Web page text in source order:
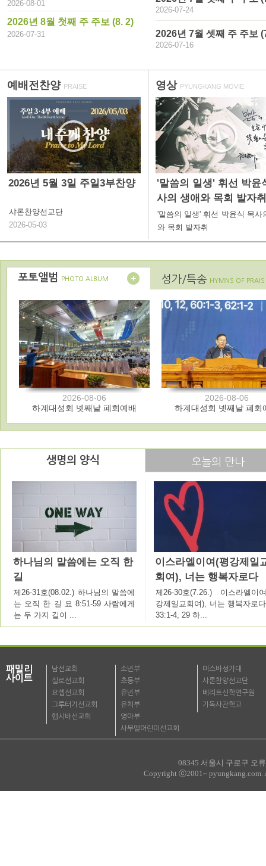
2026-08-01
2026년 8월 첫째 주 주보 (8. 2)
2026-07-31
2026-07-24
2026년 7월 셋째 주 주보
2026-07-16
예배전찬양 PRAISE
2026년 5월 3일 주일3부찬양
샤론찬양선교단
2026-05-03
영상 PYUNGKANG MOVIE
'말씀의 일생' 휘선 박윤
사의 생애와 목회 발자취
'말씀의 일생' 휘선 박윤식 목사
와 목회 발자취
포토앨범 PHOTO ALBUM 성가/특송 HYMNS OF PRAIS
2026-08-06
하계대성회 넷째날 폐회예배
2026-08-06
하계대성회 넷째날 폐회
생명의 양식 오늘의 만나
하나님의 말씀에는 오직 한
길
제26-31호(08.02.) 하나님의 말씀에
는 오직 한 길 요 8:51-59 사람에게
는 두 가지 길이 ...
이스라엘이여(평강제일
회여), 너는 행복자로다
제26-30호(7.26.) 이스라엘이
강제일교회여), 너는 행복자로
33:1-4, 29 하...
패밀리
사이트
남선교회
실로선교회
요셉선교회
그루터기선교회
헵시바선교회
소년부
초등부
유년부
유치부
영아부
사무엘어린이선교회
미스바성가대
샤론찬양선교단
베리트신학연구원
기독사관학교
08345 서울시 구로구 오
Copyright ⓒ2001~ pyungkang.com.